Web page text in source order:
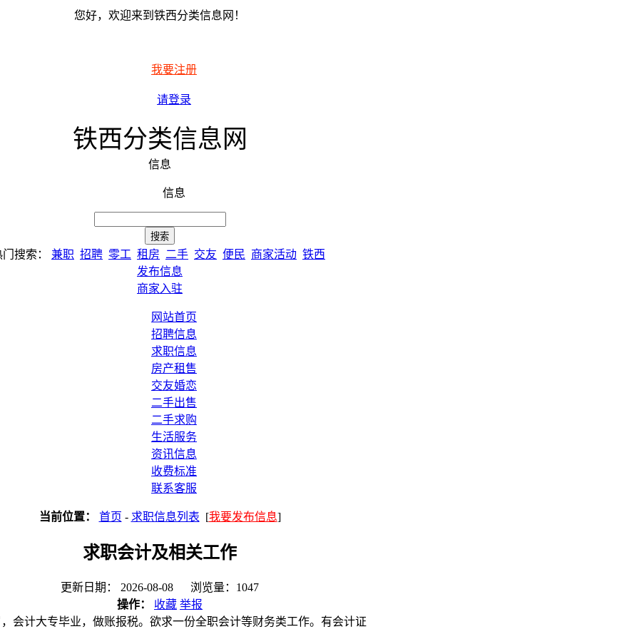
您好，欢迎来到铁西分类信息网！
我要注册
请登录
铁西分类信息网
信息
信息
门搜索： 兼职 招聘 零工 租房 二手 交友 便民 商家活动 铁西
发布信息
商家入驻
网站首页
招聘信息
求职信息
房产租售
交友婚恋
二手出售
二手求购
生活服务
资讯信息
收费标准
联系客服
当前位置： 首页 - 求职信息列表 [我要发布信息]
求职会计及相关工作
更新日期： 2026-08-08 浏览量：1047
操作：
收藏 举报
会计大专毕业，做账报税。欲求一份全职会计等财务类工作。有会计证